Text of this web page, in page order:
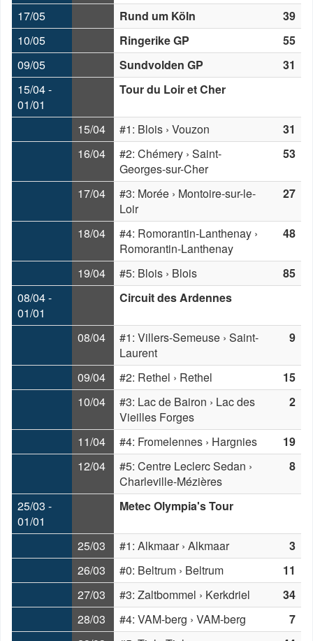
17/05
Rund um Köln
39
10/05
Ringerike GP
55
09/05
Sundvolden GP
31
15/04 -
01/01
Tour du Loir et Cher
15/04 #1: Blois › Vouzon
31
16/04
#2: Chémery › Saint-
Georges-sur-Cher
53
17/04
#3: Morée › Montoire-sur-le-
Loir
27
18/04
#4: Romorantin-Lanthenay ›
Romorantin-Lanthenay
48
19/04 #5: Blois › Blois
85
08/04 -
01/01
Circuit des Ardennes
08/04
#1: Villers-Semeuse › Saint-
Laurent
9
09/04 #2: Rethel › Rethel
15
10/04
#3: Lac de Bairon › Lac des
Vieilles Forges
2
11/04 #4: Fromelennes › Hargnies
19
12/04
#5: Centre Leclerc Sedan ›
Charleville-Mézières
8
25/03 -
01/01
Metec Olympia's Tour
25/03 #1: Alkmaar › Alkmaar
3
26/03
#0: Beltrum › Beltrum
11
27/03
#3: Zaltbommel › Kerkdriel
34
28/03
#4: VAM-berg › VAM-berg
7